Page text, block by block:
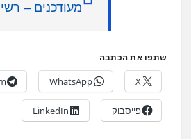
מעודכנים –
שתפו את הכתבה
X
WhatsApp
פייסבוק LinkedIn